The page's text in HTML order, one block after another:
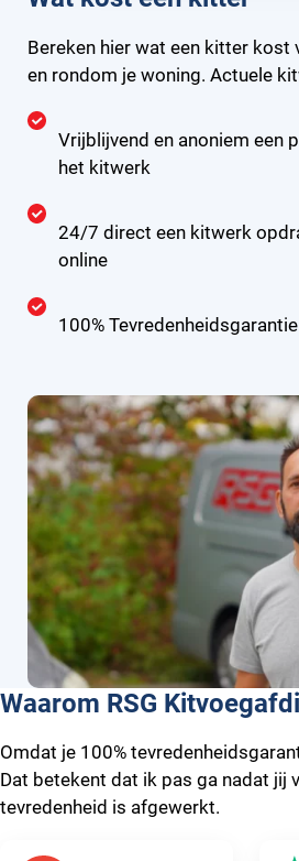
Bereken hier wat een kitter kost
en rondom je woning. Actuele
Vrijblijvend en anoniem een
het kitwerk
24/7 direct een kitwerk
online
100%
Waarom RSG
Omdat je 100%
Dat betekent dat ik pas ga nadat jij
tevredenheid is afgewerkt.